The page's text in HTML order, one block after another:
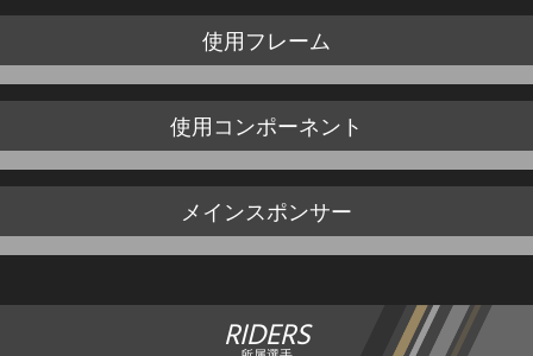
使用フレーム
使用コンポーネント
メインスポンサー
RIDERS